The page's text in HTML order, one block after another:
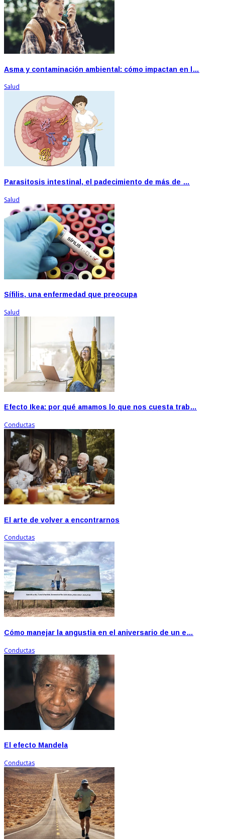
Asma y contaminación ambiental: cómo impactan en l…
Salud
Parasitosis intestinal, el padecimiento de más de …
Salud
Sífilis, una enfermedad que preocupa
Salud
Efecto Ikea: por qué amamos lo que nos cuesta trab…
Conductas
El arte de volver a encontrarnos
Conductas
Cómo manejar la angustia en el aniversario de un e…
Conductas
El efecto Mandela
Conductas